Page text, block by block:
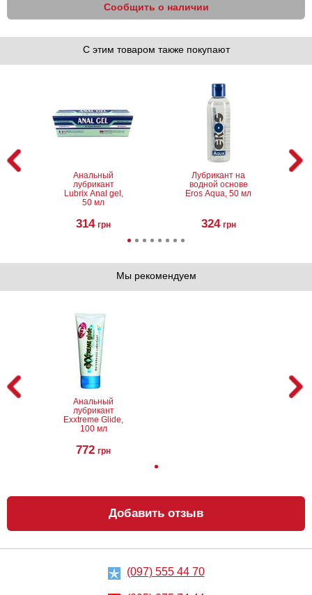
Сообщить о наличии
С этим товаром также покупают
Анальный
лубрикант
Lubrix Anal gel,
50 мл
314 грн
Лубрикант на
водной основе
Eros Aqua, 50 мл
324 грн
Анальный
лубрикант на
водной основе
Just Glide Anal,
50 мл
267 грн
Вибратор Baile
Waves Of
Vibe
грн
Вибратор Scala
Rubber pink
689
Мы рекомендуем
Анальный
лубрикант
Exxtreme Glide,
100 мл
772 грн
Добавить отзыв
(097) 555 44 70